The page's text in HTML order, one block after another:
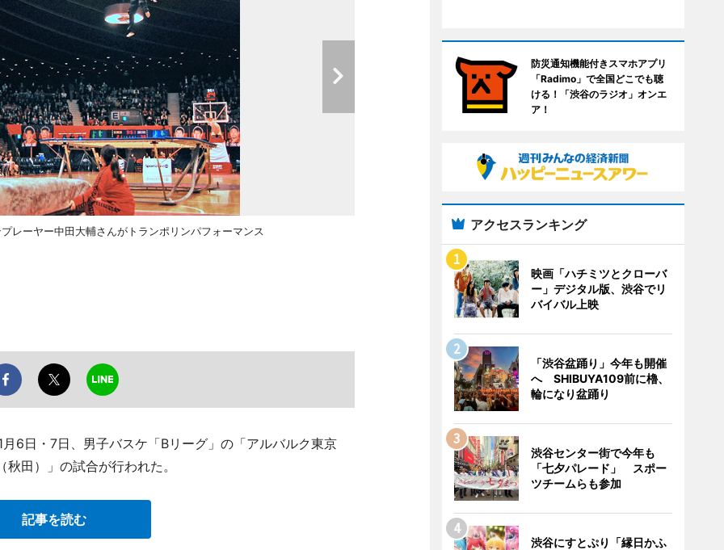
レーヤー中田大輔さんがトランポリンパフォーマンス
6日・7日、男子バスケ「Bリーグ」の「アルバルク東京
田）」の試合が行われた。
記事を読む
防災通知機能付きスマホアプリ
「Radimo」で全国どこでも聴
ける！「渋谷のラジオ」オンエ
ア！
アクセスランキング
映画「ハチミツとクローバ
ー」デジタル版、渋谷でリ
バイバル上映
「渋谷盆踊り」今年も開催
へ SHIBUYA109前に櫓、
輪になり盆踊り
渋谷センター街で今年も
「七夕パレード」 スポー
ツチームらも参加
渋谷にすとぷり「縁日かふ